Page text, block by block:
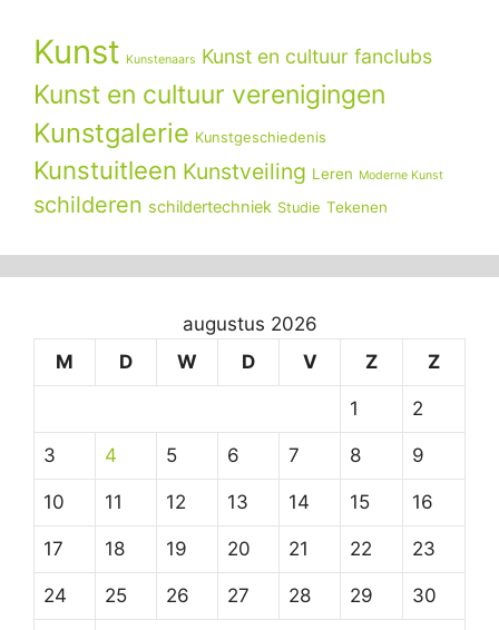
Kunst Kunstenaars Kunst en cultuur fanclubs
Kunst en cultuur verenigingen
Kunstgalerie Kunstgeschiedenis
Kunstuitleen Kunstveiling Leren Moderne Kunst
schilderen schildertechniek Studie Tekenen
augustus 2026
M
D W D V Z Z
1 2
3 4 5 6 7 8 9
10 11 12 13 14 15 16
17 18 19 20 21 22 23
24 25 26 27 28 29 30